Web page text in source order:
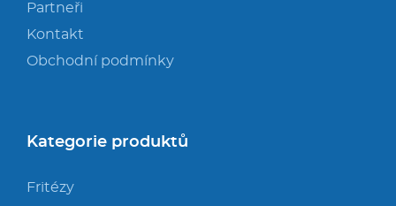
Partneři
Kontakt
Obchodní podmínky
Kategorie produktů
Fritézy